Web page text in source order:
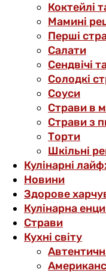
Коктейлі
Мамині
Перші
Салати
Сендвічі
Солодкі
Соуси
Страви в
Страви з
Торти
Шкільні
Кулінарні
Новини
Здорове
Кулінарна
Страви
Кухні світу